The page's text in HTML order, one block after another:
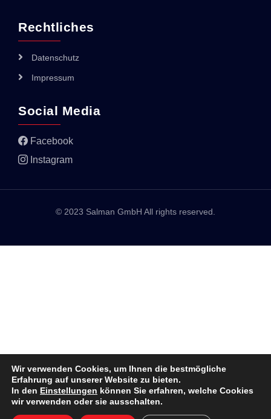
Rechtliches
Datenschutz
Impressum
Social Media
Facebook
Instagram
© 2023 Salman GmbH All rights reserved.
Wir verwenden Cookies, um Ihnen die bestmögliche
Erfahrung auf unserer Website zu bieten.
In den Einstellungen können Sie erfahren, welche Cookies
wir verwenden oder sie ausschalten.